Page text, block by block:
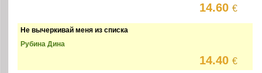
14.60€
Не вычеркивай меня из списка
Рубина Дина
14.40€